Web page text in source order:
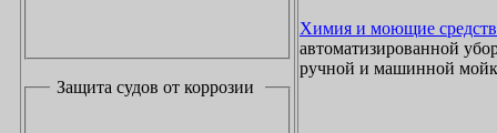
Защита судов от коррозии
Химия и моющие
автоматизированной
ручной и машинной